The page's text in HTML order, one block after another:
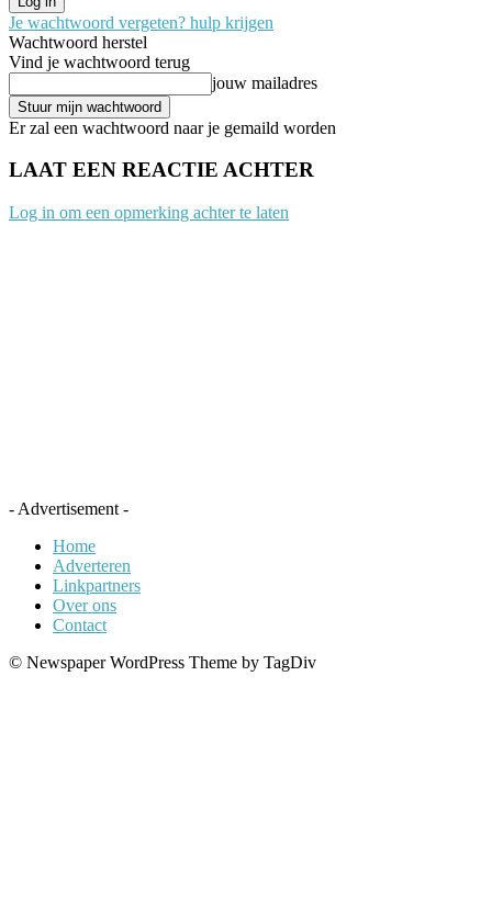
Je wachtwoord vergeten? hulp krijgen
Wachtwoord herstel
Vind je wachtwoord terug
jouw mailadres
Er zal een wachtwoord naar je gemaild worden
LAAT EEN REACTIE ACHTER
Log in om een opmerking achter te laten
- Advertisement -
Home
Adverteren
Linkpartners
Over ons
Contact
© Newspaper WordPress Theme by TagDiv